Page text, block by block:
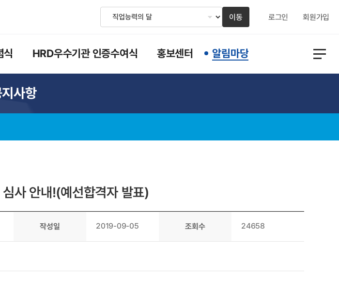
이동 로그인 회원가입
식 HRD우수기관 인증수여식 홍보센터 알림마당
사항
사 안내!(예선합격자 발표)
작성일 2019-09-05 조회수 24658